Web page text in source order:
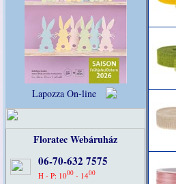
Lapozza On-line
Floratec Webáruház
06-70-632 7575
H - P: 1000 - 1400